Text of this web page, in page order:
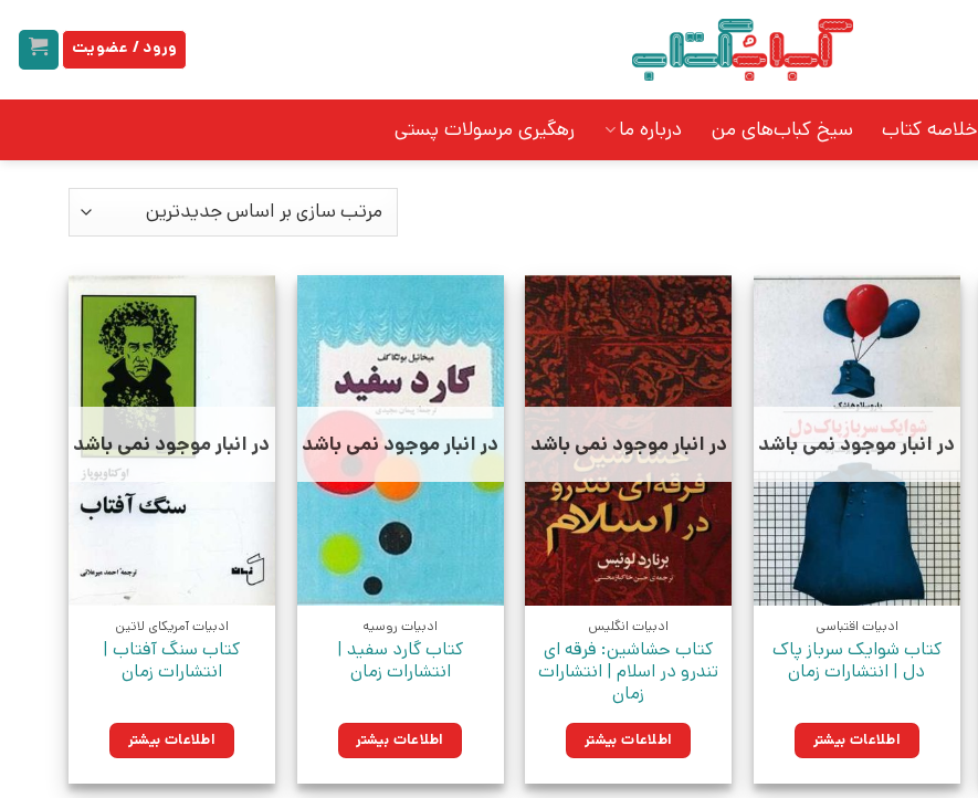
ورود / عضویت
خلاصه کتاب سیخ کباب‌های من درباره ما رهگیری مرسولات پستی
در انبار موجود نمی باشد
ادبیات اقتباسی
کتاب شوایک سرباز پاک
دل | انتشارات زمان
اطلاعات بیشتر
در انبار موجود نمی باشد
ادبیات انگلیس
کتاب حشاشین: فرقه ای
تندرو در اسلام | انتشارات
زمان
اطلاعات بیشتر
در انبار موجود نمی باشد
ادبیات روسیه
کتاب گارد سفید |
انتشارات زمان
اطلاعات بیشتر
در انبار موجود نمی باشد
ادبیات آمریکای لاتین
کتاب سنگ آفتاب |
انتشارات زمان
اطلاعات بیشتر